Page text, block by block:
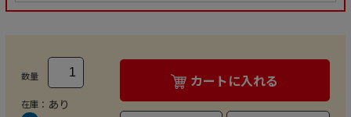
数量
在庫： あり
カートに入れる